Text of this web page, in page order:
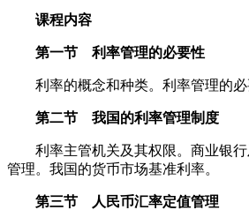
课程内容
第一节 利率管理的必要性
利率的概念和种类。利率管理的必
第二节 我国的利率管理制度
利率主管机关及其权限。商业银行
管理。我国的货币市场基准利率。
第三节 人民币汇率定值管理